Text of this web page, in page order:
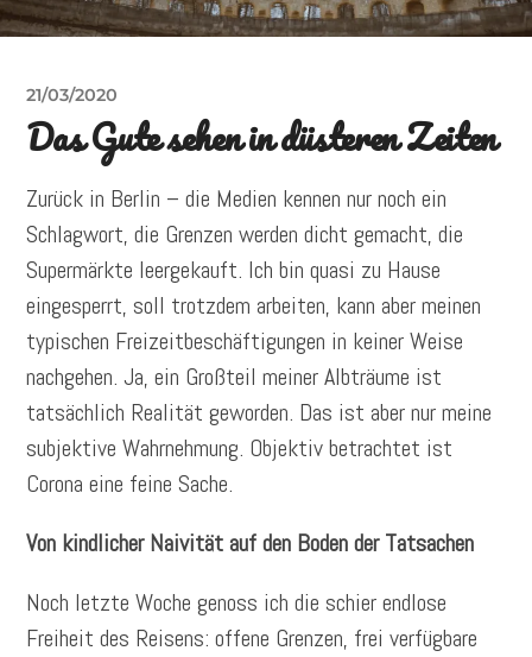
21/03/2020
Das Gute sehen in düsteren Zeiten
Zurück in Berlin – die Medien kennen nur noch ein
Schlagwort, die Grenzen werden dicht gemacht, die
Supermärkte leergekauft. Ich bin quasi zu Hause
eingesperrt, soll trotzdem arbeiten, kann aber meinen
typischen Freizeitbeschäftigungen in keiner Weise
nachgehen. Ja, ein Großteil meiner Albträume ist
tatsächlich Realität geworden. Das ist aber nur meine
subjektive Wahrnehmung. Objektiv betrachtet ist
Corona eine feine Sache.
Von kindlicher Naivität auf den Boden der Tatsachen
Noch letzte Woche genoss ich die schier endlose
Freiheit des Reisens: offene Grenzen, frei verfügbare